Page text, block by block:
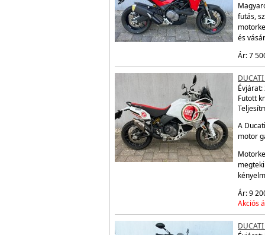
futás,
és
Ár: 7
DUCATI
Évjárat:
Futott
A
motor
Ár: 9
Akciós